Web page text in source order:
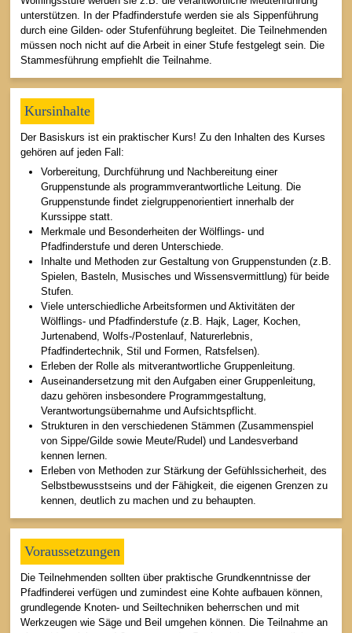
unterstützen. In der Pfadfinderstufe werden sie als Sippenführung
durch eine Gilden- oder Stufenführung begleitet. Die Teilnehmenden
müssen noch nicht auf die Arbeit in einer Stufe festgelegt sein. Die
Stammesführung empfiehlt die Teilnahme.
Kursinhalte
Der Basiskurs ist ein praktischer Kurs! Zu den Inhalten des Kurses
gehören auf jeden Fall:
Vorbereitung, Durchführung und Nachbereitung einer
Gruppenstunde als programmverantwortliche Leitung. Die
Gruppenstunde findet zielgruppenorientiert innerhalb der
Kurssippe statt.
Merkmale und Besonderheiten der Wölflings- und
Pfadfinderstufe und deren Unterschiede.
Inhalte und Methoden zur Gestaltung von Gruppenstunden (z.B.
Spielen, Basteln, Musisches und Wissensvermittlung) für beide
Stufen.
Viele unterschiedliche Arbeitsformen und Aktivitäten der
Wölflings- und Pfadfinderstufe (z.B. Hajk, Lager, Kochen,
Jurtenabend, Wolfs-/Postenlauf, Naturerlebnis,
Pfadfindertechnik, Stil und Formen, Ratsfelsen).
Erleben der Rolle als mitverantwortliche Gruppenleitung.
Auseinandersetzung mit den Aufgaben einer Gruppenleitung,
dazu gehören insbesondere Programmgestaltung,
Verantwortungsübernahme und Aufsichtspflicht.
Strukturen in den verschiedenen Stämmen (Zusammenspiel
von Sippe/Gilde sowie Meute/Rudel) und Landesverband
kennen lernen.
Erleben von Methoden zur Stärkung der Gefühlssicherheit, des
Selbstbewusstseins und der Fähigkeit, die eigenen Grenzen zu
kennen, deutlich zu machen und zu behaupten.
Voraussetzungen
Die Teilnehmenden sollten über praktische Grundkenntnisse der
Pfadfinderei verfügen und zumindest eine Kohte aufbauen können,
grundlegende Knoten- und Seiltechniken beherrschen und mit
Werkzeugen wie Säge und Beil umgehen können. Die Teilnahme an